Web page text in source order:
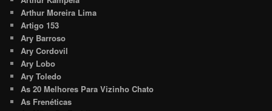
Arthur Moreira Lima
Artigo 153
Ary Barroso
Ary Cordovil
Ary Lobo
Ary Toledo
As 20 Melhores Para Vizinho Chato
As Frenéticas